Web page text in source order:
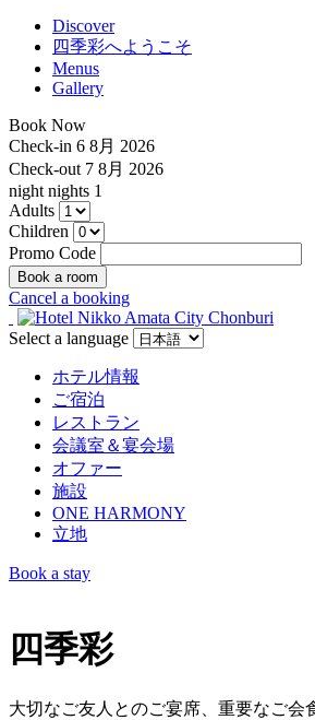
Discover
四季彩へようこそ
Menus
Gallery
Book Now
Check-in 6 8月 2026
Check-out 7 8月 2026
night nights 1
Adults
Children
Promo Code
Cancel a booking
Select a language
ホテル情報
ご宿泊
レストラン
会議室＆宴会場
オファー
施設
ONE HARMONY
立地
Book a stay
四季彩
大切なご友人とのご宴席、重要なご会